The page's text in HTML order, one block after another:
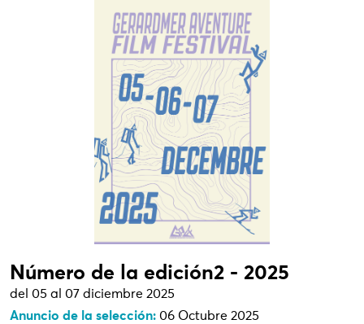
Número de la edición2 - 2025
del 05 al 07 diciembre 2025
Anuncio de la selección: 06 Octubre 2025